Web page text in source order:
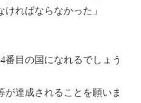
ればならなかった」
目の国になれるでしょう
達成されることを願いま